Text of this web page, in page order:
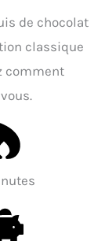
de chocolat
classique
comment